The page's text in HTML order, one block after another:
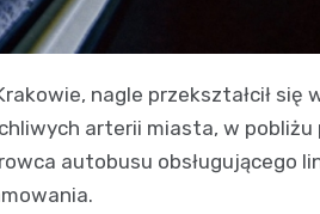
nagle przekształcił się
arterii miasta, w pobliżu
autobusu obsługującego